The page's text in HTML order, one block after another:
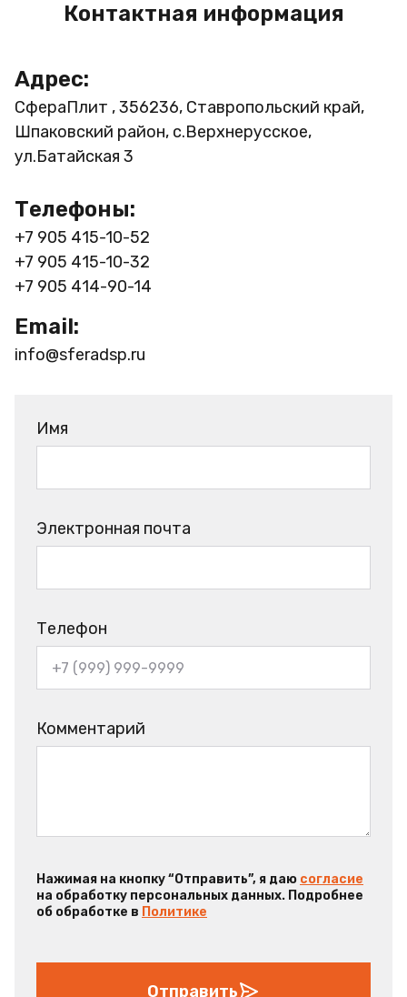
Контактная информация
Адрес:
СфераПлит , 356236, Ставропольский край,
Шпаковский район, с.Верхнерусское,
ул.Батайская 3
Телефоны:
+7 905 415-10-52
+7 905 415-10-32
+7 905 414-90-14
Email:
info@sferadsp.ru
Имя
Электронная почта
Телефон
Комментарий
Нажимая на кнопку “Отправить”, я даю согласие
на обработку персональных данных. Подробнее
об обработке в Политике
Отправить